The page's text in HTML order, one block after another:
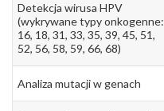
Detekcja wirusa HPV
(wykrywane typy onkogenne:
16, 18, 31, 33, 35, 39, 45, 51,
52, 56, 58, 59, 66, 68)
Analiza mutacji w genach